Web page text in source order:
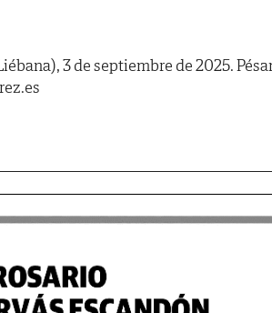
3 de septiembre de 2025.